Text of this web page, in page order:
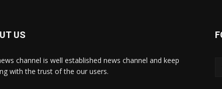
US
channel is well established news channel and keep
with the trust of the our users.